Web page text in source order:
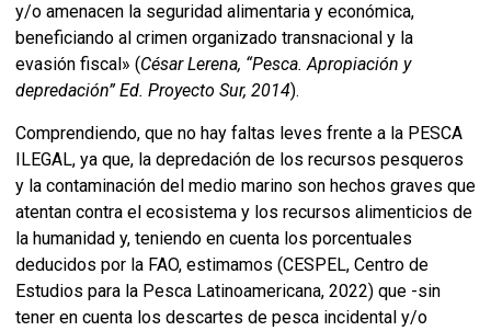
y/o amenacen la seguridad alimentaria y económica,
beneficiando al crimen organizado transnacional y la
evasión fiscal» (César Lerena, “Pesca. Apropiación y
depredación” Ed. Proyecto Sur, 2014).
Comprendiendo, que no hay faltas leves frente a la PESCA
ILEGAL, ya que, la depredación de los recursos pesqueros
y la contaminación del medio marino son hechos graves que
atentan contra el ecosistema y los recursos alimenticios de
la humanidad y, teniendo en cuenta los porcentuales
deducidos por la FAO, estimamos (CESPEL, Centro de
Estudios para la Pesca Latinoamericana, 2022) que -sin
tener en cuenta los descartes de pesca incidental y/o